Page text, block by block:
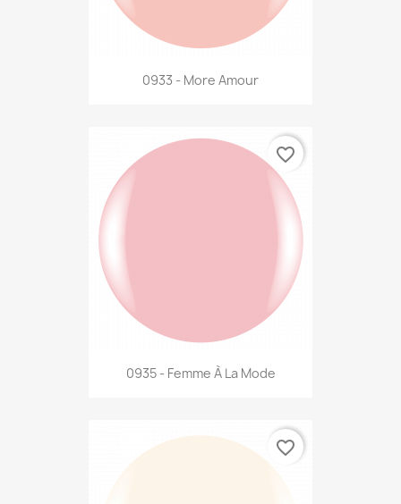
0933 - More Amour
0935 - Femme À La Mode
favorite_border
favorite_border